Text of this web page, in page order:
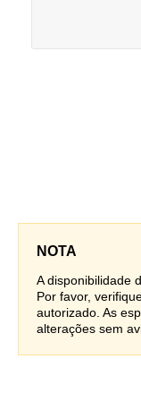
NOTA
A disponibilidade
Por favor,
autorizado. As
alterações sem